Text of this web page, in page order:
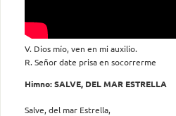
V. Dios mío, ven en mi auxilio.
R. Señor date prisa en socorrerme
Himno: SALVE, DEL MAR ESTRELLA
Salve, del mar Estrella,